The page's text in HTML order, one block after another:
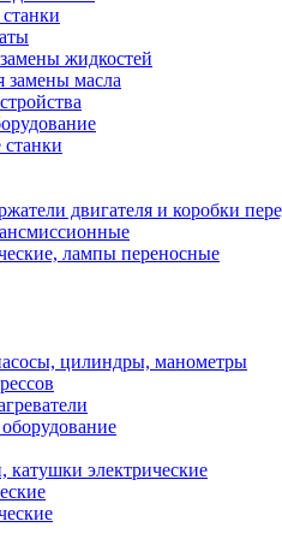
жидкостей
замены масла
двигателя и коробки
лампы переносные
цилиндры, манометры
электрические